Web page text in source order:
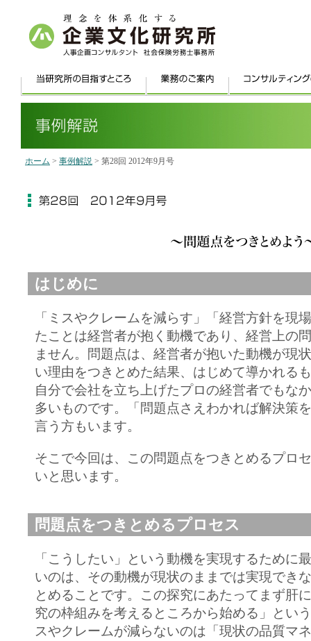
ホーム > 事例解説 > 第28回 2012年9月号
はじめに
「ミスやクレームを減らす」「経営方針を現
たことは経営者が抱く動機であり、経営上の
ません。問題点は、経営者が抱いた動機が現
い理由をつきとめた結果、はじめて導かれる
自分で会社を立ち上げたプロの経営者でもな
多いものです。「問題点さえわかれば解決策
言う方もいます。
そこで今回は、この問題点をつきとめるプロ
いと思います。
問題点をつきとめるプロセス
「こうしたい」という動機を実現するために
いのは、その動機が現状のままでは実現でき
とめることです。この探究にあたってまず肝
究の枠組みを考えるところから始める」とい
スやクレームが減らないのは「現状の品質マ